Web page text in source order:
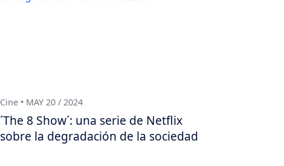
Cine • MAY 20 / 2024
´The 8 Show´: una serie de Netflix
sobre la degradación de la sociedad